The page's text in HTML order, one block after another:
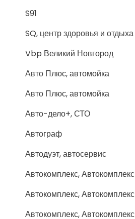
S91
SQ, центр здоровья и отдыха
Vbp Великий Новгород
Авто Плюс, автомойка
Авто Плюс, автомойка
Авто-дело+, СТО
Автограф
Автодуэт, автосервис
Автокомплекс, Автокомплекс
Автокомплекс, Автокомплекс
Автокомплекс, Автокомплекс